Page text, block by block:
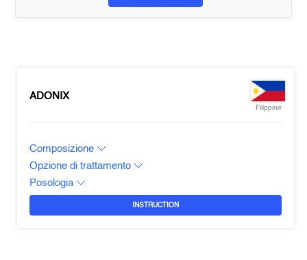
ADONIX
Filippine
Composizione
Opzione di trattamento
Posologia
INSTRUCTION